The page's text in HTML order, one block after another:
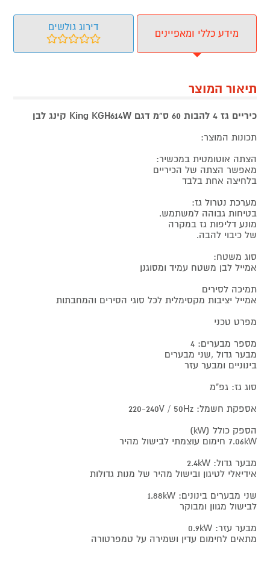
מידע כללי ומאפיינים
דירוג גולשים
תיאור המוצר
כיריים גז 4 להבות 60 ס"מ דגם King KGH614W קינג לבן
תכונות המוצר:
הצתה אוטומטית במכשיר:
מאפשר הצתה של הכיריים
בלחיצה אחת בלבד
מערכת נטרול גז:
בטיחות גבוהה למשתמש.
מונע דליפות גז במקרה
של כיבוי להבה.
סוג משטח:
אמייל לבן משטח עמיד ומסוגנן
תמיכה לסירים
אמייל יציבות מקסימלית לכל סוגי הסירים והמחבתות
מפרט טכני
מספר מבערים: 4
מבער גדול ,שני מבערים
בינוניים ומבער עזר
סוג גז: גפ"מ
אספקת חשמל: 220-240V / 50Hz
הספק כולל (kW)
7.06kW חימום עוצמתי לבישול מהיר
מבער גדול: 2.4kW
אידיאלי לטיגון ובישול מהיר של מנות גדולות
שני מבערים בינונים: 1.88kW
לבישול מגוון ומבוקר
מבער עזר: 0.9kW
מתאים לחימום עדין ושמירה על טמפרטורה